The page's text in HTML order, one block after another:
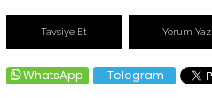
Tavsiye Et Yorum Yaz
WhatsApp Telegram